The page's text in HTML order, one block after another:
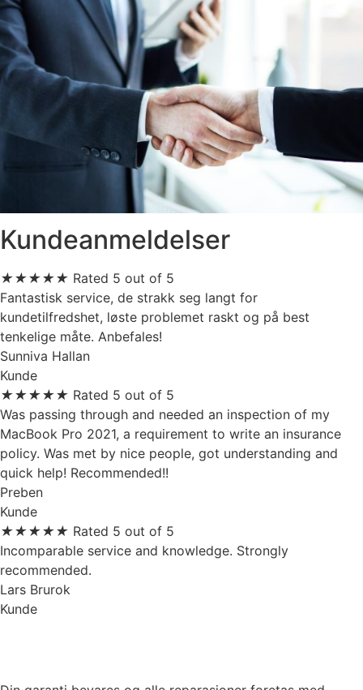
Kundeanmeldelser
★★★★★ Rated 5 out of 5
Fantastisk service, de strakk seg langt for
kundetilfredshet, løste problemet raskt og på best
tenkelige måte. Anbefales!
Sunniva Hallan
Kunde
★★★★★ Rated 5 out of 5
Was passing through and needed an inspection of my
MacBook Pro 2021, a requirement to write an insurance
policy. Was met by nice people, got understanding and
quick help! Recommended!!
Preben
Kunde
★★★★★ Rated 5 out of 5
Incomparable service and knowledge. Strongly
recommended.
Lars Brurok
Kunde